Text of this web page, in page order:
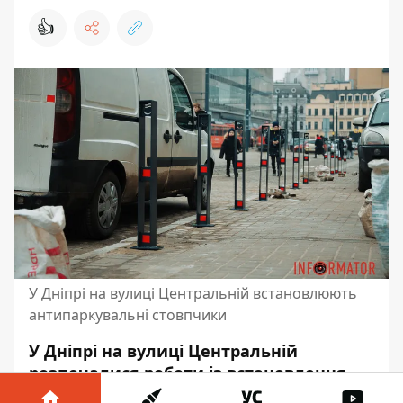
👍
У Дніпрі на вулиці Центральній встановлюють
антипаркувальні стовпчики
У Дніпрі на вулиці Центральній
розпочалися роботи із встановлення
антипаркувальних стовпчиків.